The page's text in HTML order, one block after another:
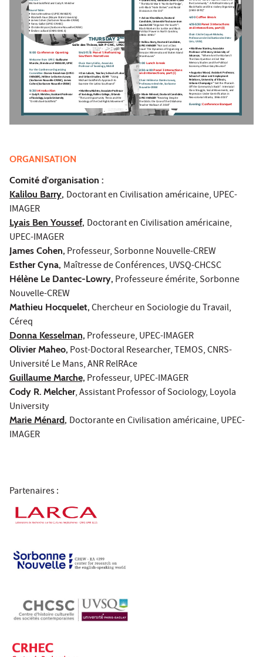
“The World War II ‘No-Strike Pledge’,
anti-Black “Hate Strikes” and Racial
Divisions in the CIO”
• Anissa Khamkham, Doctoral
Candidate, Université Toulouse-Jean
Jaurès-CAS “Organize the South!”:
Black Workers for Justice and Black
Political Power in North Carolina,
1980s-1990s”
• Kalilou Barry, Doctoral Candidate,
UPEC-IMAGER “Not Just a Class
Issue! The Dynamics of Organizing at
Amazon Minnesota and Staten Island
Warehouses”
1:00 Lunch break
2:30-4:00 Panel 3 Interactions
and Intersections, part (I)
Chair: Hélène Le Dantec-Lowry,
Professeure émérite, Sorbonne
Nouvelle-CREW
• Marie Ménard, Doctoral Candidate,
UPEC-IMAGER “Resisting Despite
the Odds: the Case of the Oklahoma
Teacher Walkout of 2018”
the Community”. A Political History of
Black Radio and Disc-Jockey Organizing
(1940-1970)”
4:00 Coffee Break
4:15-5:30 Panel 3 Interactions
and Intersections, part (II)
Chair: Cécile Coquet-Mokoko,
Professeure de Civilisation des Etats-
Unis, UVSQ
• Matthew Stanley, Associate
Professor of History, University of
Arkansas. “Where Are the Workers?:
The Class Question in Civil War
Memory Studies and the Political
Economy of Blue-Gray Reunion”
• Augustus Wood, Assistant Professor,
School of Labor and Employment
Relations, University of Illinois,
Urbana-Champaign “‘Get the Pharaoh
Off the Community’s Back!’: Interracial
Class Struggle, Social Movements, and
Repression Under Gentrification in
Neo-colonial Atlanta, 1966-2015”
Evening: Conference Banquet
THURSDAY 2nd
Salle des Thèses, bât P CMC, UPEC
9:00 Conference Opening
Welcome from UPEC: Guillaume
Marche, Directeur of IMAGER, UPEC
For the Conference Organizing
Committee: Donna Kesselman (UPEC-
IMAGER), Hélène Le Dantec-Lowry
(Sorbonne Nouvelle-CREW), James
Cohen (Sorbonne Nouvelle-CREW)
9:30 Introduction
• Cody R. Melcher, Assistant Professor
of Sociology, Loyola University
“On Michael Goldfield”
9:45-11:15 Panel 1: Reframing
Southern Narratives
Chair: Barry Eidlin, Associate
Professor of Sociology, McGill
• Dan Labotz, Teacher, School of Labor
and Urban Studies, CUNY “Using
Michael Goldfield’s Approach to
Examine the Latino Southwest”
• Matthew Nichter, Associate Professor
of Sociology, Rollins College, Orlando
“The Lost Opportunity Thesis and the
Sociology of the Civil Rights Movement”
Michael Goldfield and Cody R. Melcher
Round-Table:
• Donna Kesselman (UPEC-IMAGER)
• Elizabeth Faue (Wayne State University)
• James Cohen (Sorbonne Nouvelle-CREW)
• Fanny Gallot (UPEC-CRHEC)
• Christen Bryson (Sorbonne Nouvelle-CREW)
• Émilien Julliard (CNRS-IDHE.S)
ORGANISATION
Comité d'organisation :
Kalilou Barry, Doctorant en Civilisation américaine, UPEC-
IMAGER
Lyais Ben Youssef, Doctorant en Civilisation américaine,
UPEC-IMAGER
James Cohen, Professeur, Sorbonne Nouvelle-CREW
Esther Cyna, Maîtresse de Conférences, UVSQ-CHCSC
Hélène Le Dantec-Lowry, Professeure émérite, Sorbonne
Nouvelle-CREW
Mathieu Hocquelet, Chercheur en Sociologie du Travail,
Céreq
Donna Kesselman, Professeure, UPEC-IMAGER
Olivier Maheo, Post-Doctoral Researcher, TEMOS, CNRS-
Université Le Mans, ANR RelRAce
Guillaume Marche, Professeur, UPEC-IMAGER
Cody R. Melcher, Assistant Professor of Sociology, Loyola
University
Marie Ménard, Doctorante en Civilisation américaine, UPEC-
IMAGER
Partenaires :